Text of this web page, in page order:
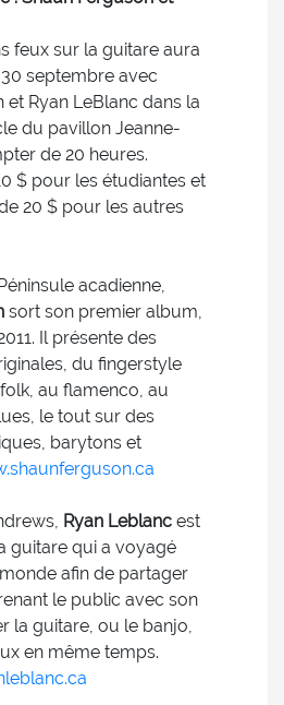
feux sur la guitare aura
septembre avec
et Ryan LeBlanc dans la
du pavillon Jeanne-
de 20 heures.
$ pour les étudiantes et
20 $ pour les autres
acadienne,
sort son premier album,
Il présente des
du fingerstyle
au flamenco, au
le tout sur des
barytons et
Ryan Leblanc est
guitare qui a voyagé
afin de partager
le public avec son
la guitare, ou le banjo,
en même temps.